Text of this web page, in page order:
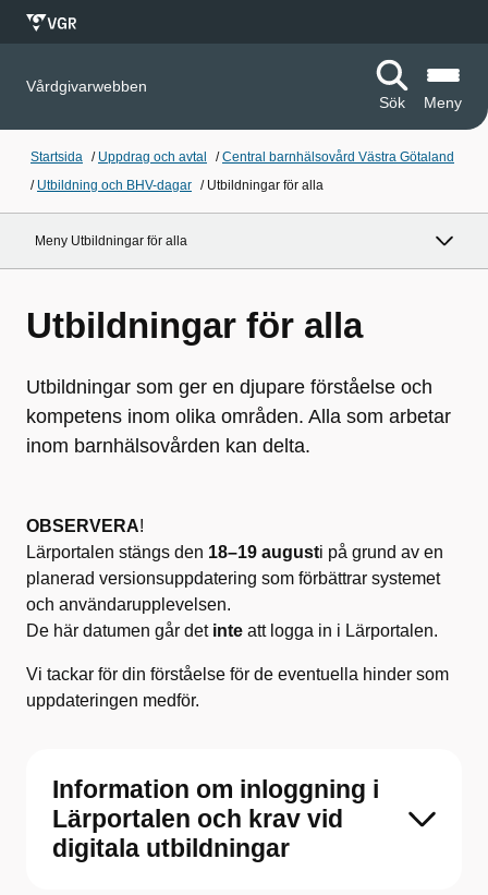
Vårdgivarwebben
Sök
Meny
Startsida / Uppdrag och avtal /Central barnhälsovård Västra Götaland
/ Utbildning och BHV-dagar / Utbildningar för alla
Meny Utbildningar för alla
Utbildningar för alla
Utbildningar som ger en djupare förståelse och
kompetens inom olika områden. Alla som arbetar
inom barnhälsovården kan delta.
OBSERVERA!
Lärportalen stängs den 18–19 augusti på grund av en
planerad versionsuppdatering som förbättrar systemet
och användarupplevelsen.
De här datumen går det inte att logga in i Lärportalen.
Vi tackar för din förståelse för de eventuella hinder som
uppdateringen medför.
Information om inloggning i
Lärportalen och krav vid
digitala utbildningar